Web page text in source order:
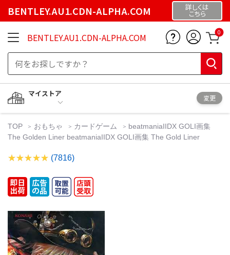
BENTLEY.AU1.CDN-ALPHA.COM 詳しくは
こちら
BENTLEY.AU1.CDN-ALPHA.COM 0
マイストア
変更
TOP おもちゃ カードゲーム
beatmaniaIIDX GOLI画集
The Golden Liner beatmaniaIIDX GOLI画集 The Gold Liner
(7816)